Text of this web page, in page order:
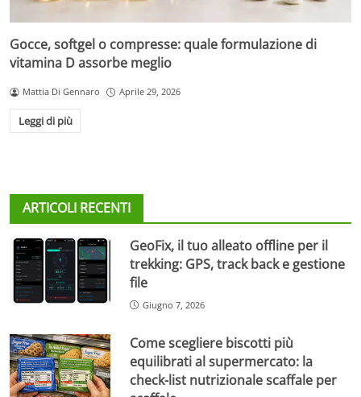
Gocce, softgel o compresse: quale formulazione di
vitamina D assorbe meglio
Mattia Di Gennaro Aprile 29, 2026
Leggi di più
ARTICOLI RECENTI
GeoFix, il tuo alleato offline per il
trekking: GPS, track back e gestione
file
Giugno 7, 2026
Come scegliere biscotti più
equilibrati al supermercato: la
check-list nutrizionale scaffale per